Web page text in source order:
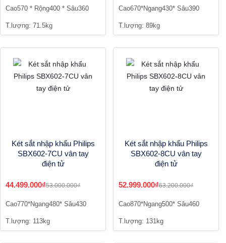
Cao570 * Rộng400 * Sâu360
T.lượng: 71.5kg
Cao670*Ngang430* Sâu390
T.lượng: 89kg
Két sắt nhập khẩu Philips
SBX602-7CU vân tay
điện tử
44.499.000₫53.000.000₫
Cao770*Ngang480* Sâu430
T.lượng: 113kg
Két sắt nhập khẩu Philips
SBX602-8CU vân tay
điện tử
52.999.000₫63.200.000₫
Cao870*Ngang500* Sâu460
T.lượng: 131kg